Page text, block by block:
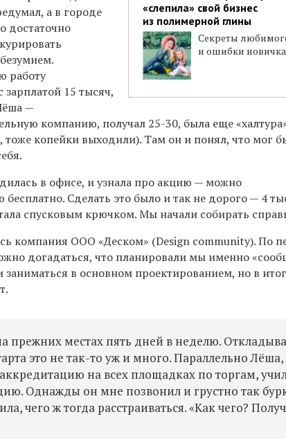
«слепила» свой бизнес
из полимерной глины
Секреты
и ошибки новичка
а в городе
достаточно
работу
15 тысяч,
—
компанию, получал 25-30, была еще
тоже копейки выходили). Там он и понял, что мог
в офисе, и узнала про акцию — можно
Сделать это было и так не дорого — 4
спусковым крючком. Мы начали собирать
компания ООО «Деском» (Design community). По
догадаться, что планировали мы именно
в основном проектированием, но в
прежних местах пять дней в неделю.
это не так-то уж и много. Параллельно Лёша,
на всех площадках по торгам,
Однажды он мне позвонил и грустно так
чего ж тогда расстраиваться. «Как чего?